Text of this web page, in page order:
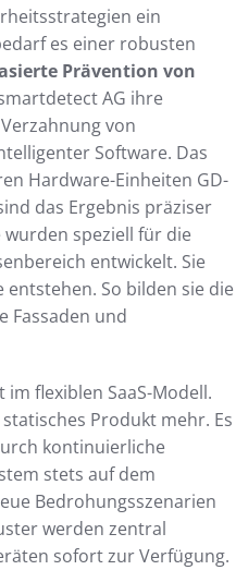
ein
es einer robusten
Prävention von
AG ihre
von
Software. Das
Hardware-Einheiten GD-
das Ergebnis präziser
wurden speziell für die
entwickelt. Sie
So bilden sie die
Fassaden und
flexiblen SaaS-Modell.
Produkt mehr. Es
kontinuierliche
stets auf dem
Bedrohungsszenarien
werden zentral
sofort zur Verfügung.